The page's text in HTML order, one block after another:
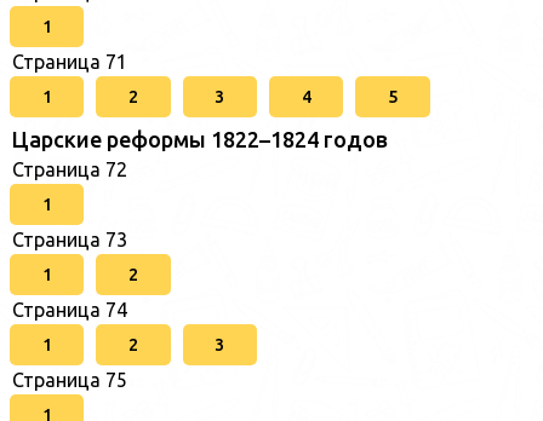
1
Страница 71
1 2 3 4 5
Царские реформы 1822–1824 годов
Страница 72
1
Страница 73
1 2
Страница 74
1 2 3
Страница 75
1